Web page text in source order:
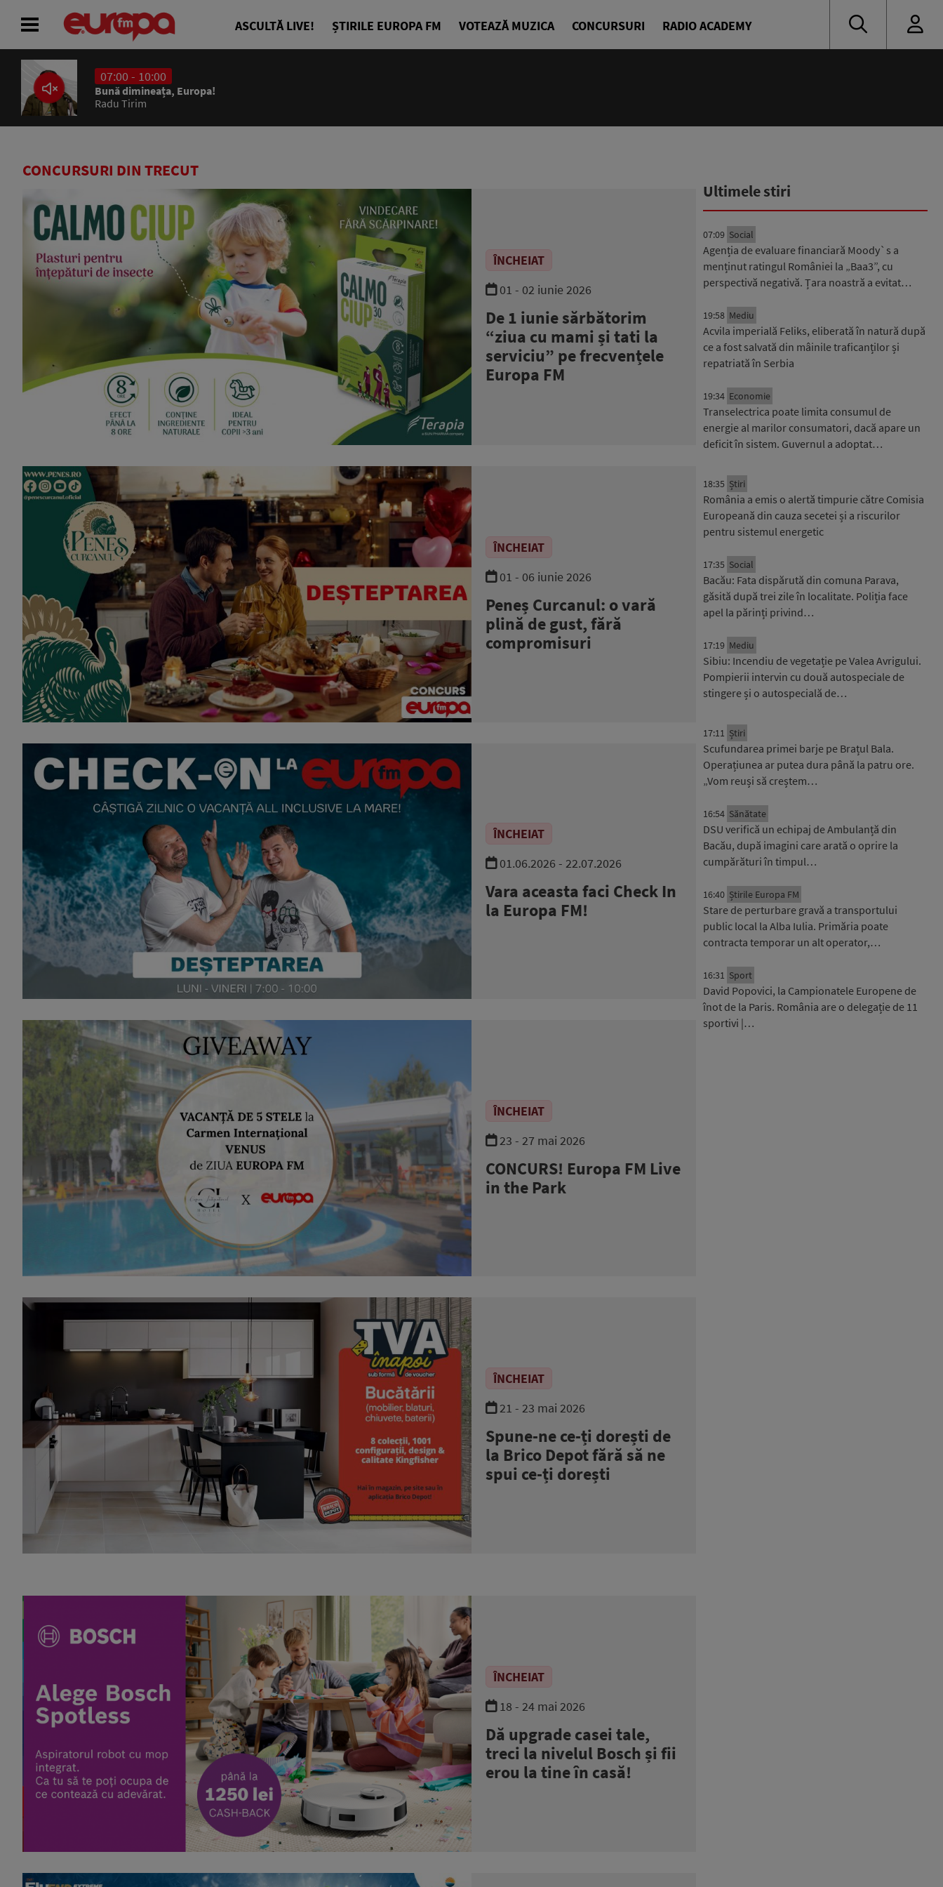
ASCULTĂ LIVE! ȘTIRILE EUROPA FM VOTEAZĂ MUZICA CONCURSURI RADIO ACADEMY
07:00 - 10:00
Bună dimineața, Europa!
Radu Tirim
CONCURSURI DIN TRECUT
ÎNCHEIAT
01 - 02 iunie 2026
De 1 iunie sărbătorim
“ziua cu mami și tati la
serviciu” pe frecvențele
Europa FM
ÎNCHEIAT
01 - 06 iunie 2026
Peneș Curcanul: o vară
plină de gust, fără
compromisuri
ÎNCHEIAT
01.06.2026 - 22.07.2026
Vara aceasta faci Check In
la Europa FM!
ÎNCHEIAT
23 - 27 mai 2026
CONCURS! Europa FM Live
in the Park
ÎNCHEIAT
21 - 23 mai 2026
Spune-ne ce-ți dorești de
la Brico Depot fără să ne
spui ce-ți dorești
ÎNCHEIAT
18 - 24 mai 2026
Dă upgrade casei tale,
treci la nivelul Bosch și fii
erou la tine în casă!
Ultimele stiri
07:09 Social
Agenția de evaluare financiară Moody`s a
menținut ratingul României la „Baa3”, cu
perspectivă negativă. Țara noastră a evitat…
19:58 Mediu
Acvila imperială Feliks, eliberată în natură după
ce a fost salvată din mâinile traficanților și
repatriată în Serbia
19:34 Economie
Transelectrica poate limita consumul de
energie al marilor consumatori, dacă apare un
deficit în sistem. Guvernul a adoptat…
18:35 Știri
România a emis o alertă timpurie către Comisia
Europeană din cauza secetei și a riscurilor
pentru sistemul energetic
17:35 Social
Bacău: Fata dispărută din comuna Parava,
găsită după trei zile în localitate. Poliția face
apel la părinți privind…
17:19 Mediu
Sibiu: Incendiu de vegetație pe Valea Avrigului.
Pompierii intervin cu două autospeciale de
stingere și o autospecială de…
17:11 Știri
Scufundarea primei barje pe Brațul Bala.
Operațiunea ar putea dura până la patru ore.
„Vom reuși să creștem…
16:54 Sănătate
DSU verifică un echipaj de Ambulanță din
Bacău, după imagini care arată o oprire la
cumpărături în timpul…
16:40 Știrile Europa FM
Stare de perturbare gravă a transportului
public local la Alba Iulia. Primăria poate
contracta temporar un alt operator,…
16:31 Sport
David Popovici, la Campionatele Europene de
înot de la Paris. România are o delegație de 11
sportivi |…
ACASĂ
ȘTIRI
PODCAST
ASCULTĂ LIVE